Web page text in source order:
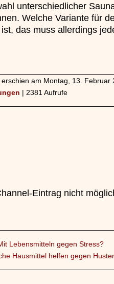
unterschiedlicher
Welche Variante für
das muss allerdings
am Montag, 13. Februar
| 2381 Aufrufe
Eintrag nicht
Lebensmitteln gegen Stress?
Hausmittel helfen gegen